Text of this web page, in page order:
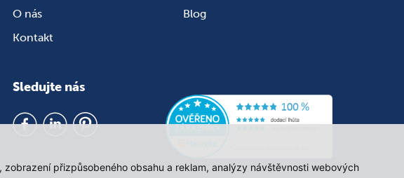
přizpůsobeného obsahu a reklam, analýzy návštěvnosti webových
O nás
Blog
Kontakt
Sledujte nás